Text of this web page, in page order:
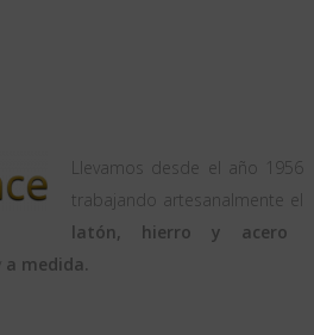
Llevamos desde el año 1956
trabajando artesanalmente el
latón, hierro y acero
a medida.